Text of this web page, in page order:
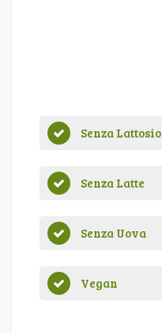
Senza Lattosio
Senza Latte
Senza Uova
Vegan